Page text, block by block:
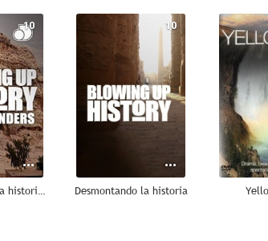
10
Desmontando la historia: Las Siete Maravillas
10
Desmontando la historia